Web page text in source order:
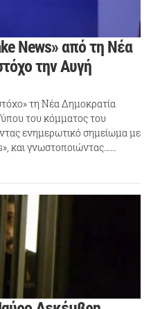
News» από τη Νέα
την Αυγή
τη Νέα Δημοκρατία
του κόμματος του
ενημερωτικό σημείωμα με
και γνωστοποιώντας……